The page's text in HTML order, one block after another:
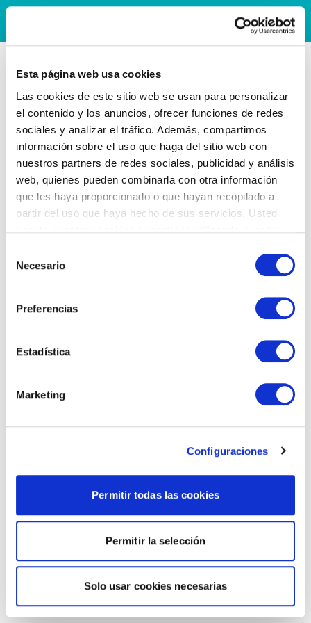
Esta página web usa cookies
Las cookies de este sitio web se usan para personalizar
el contenido y los anuncios, ofrecer funciones de redes
sociales y analizar el tráfico. Además, compartimos
información sobre el uso que haga del sitio web con
nuestros partners de redes sociales, publicidad y análisis
web, quienes pueden combinarla con otra información
que les haya proporcionado o que hayan recopilado a
partir del uso que haya hecho de sus servicios. Usted
Necesario
Preferencias
Estadística
Marketing
Configuraciones
Permitir todas las cookies
Permitir la selección
Solo usar cookies necesarias